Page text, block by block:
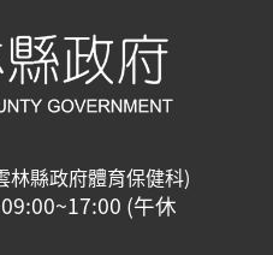
林縣政府體育保健科)
(午休